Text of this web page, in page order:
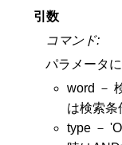
引数
コマンド:
パラメータ
word －
は検索条
type －